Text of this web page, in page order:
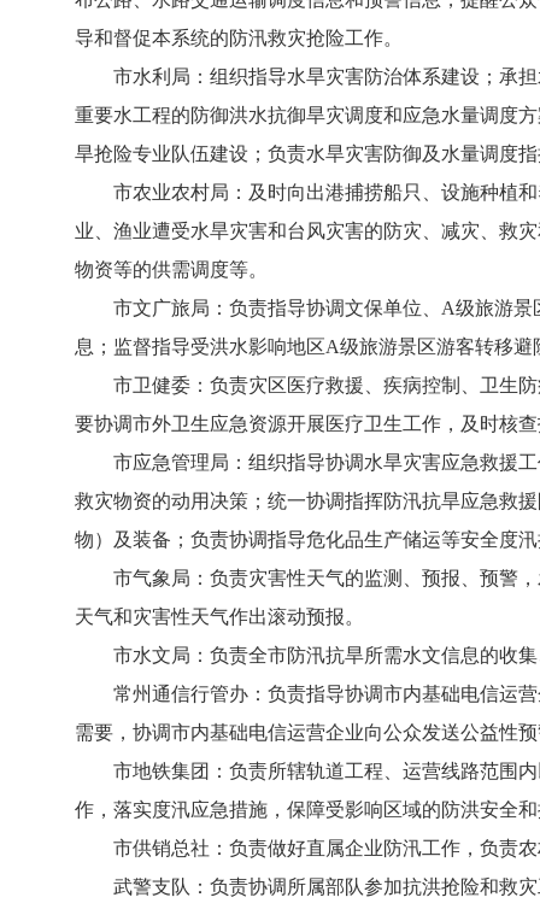
导和督促本系统的防汛救灾抢险工作。
市水利局：组织指导水旱灾害防治体系建设；承担
重要水工程的防御洪水抗御旱灾调度和应急水量调度
旱抢险专业队伍建设；负责水旱灾害防御及水量调度
市农业农村局：及时向出港捕捞船只、设施种植和
业、渔业遭受水旱灾害和台风灾害的防灾、减灾、救
物资等的供需调度等。
市文广旅局：负责指导协调文保单位、A级旅游景
息；监督指导受洪水影响地区A级旅游景区游客转移
市卫健委：负责灾区医疗救援、疾病控制、卫生防
要协调市外卫生应急资源开展医疗卫生工作，及时核
市应急管理局：组织指导协调水旱灾害应急救援工
救灾物资的动用决策；统一协调指挥防汛抗旱应急救
物）及装备；负责协调指导危化品生产储运等安全度
市气象局：负责灾害性天气的监测、预报、预警，
天气和灾害性天气作出滚动预报。
市水文局：负责全市防汛抗旱所需水文信息的收集
常州通信行管办：负责指导协调市内基础电信运营
需要，协调市内基础电信运营企业向公众发送公益性
市地铁集团：负责所辖轨道工程、运营线路范围内
作，落实度汛应急措施，保障受影响区域的防洪安全
市供销总社：负责做好直属企业防汛工作，负责农
武警支队：负责协调所属部队参加抗洪抢险和救灾